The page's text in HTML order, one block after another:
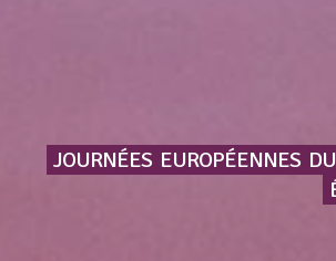
JOURNÉES EUROPÉENNES DU